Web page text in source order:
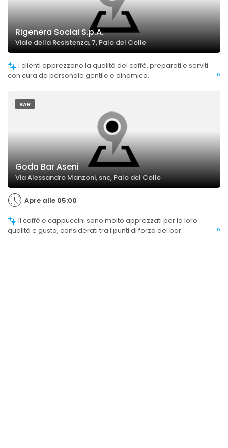
Rigenera Social S.p.A.
Viale della Resistenza, 7, Palo del Colle
con cura da personale gentile e dinamico.
»
BAR
Goda Bar Aseni
Via Alessandro Manzoni, snc, Palo del Colle
Apre alle 05:00
qualità e gusto, considerati tra i punti di forza del bar.
»